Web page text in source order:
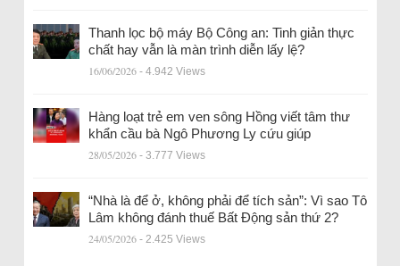
Thanh lọc bộ máy Bộ Công an: Tinh giản thực
chất hay vẫn là màn trình diễn lấy lệ?
16/06/2026 - 4.942 Views
Hàng loạt trẻ em ven sông Hồng viết tâm thư
khẩn cầu bà Ngô Phương Ly cứu giúp
28/05/2026 - 3.777 Views
“Nhà là để ở, không phải để tích sản”: Vì sao Tô
Lâm không đánh thuế Bất Động sản thứ 2?
24/05/2026 - 2.425 Views